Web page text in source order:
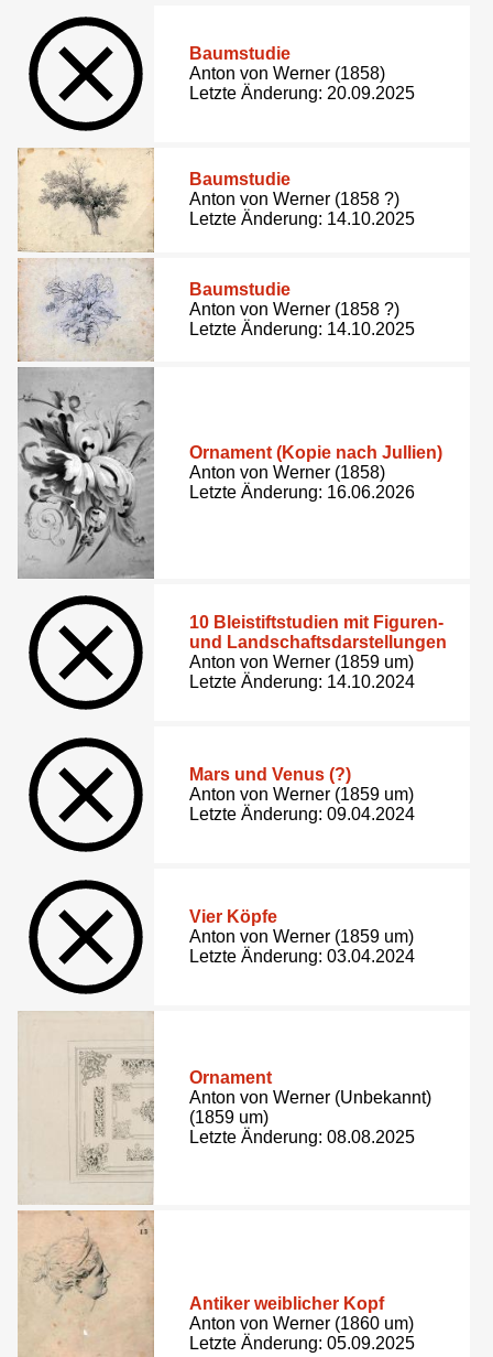
Baumstudie
Anton von Werner (1858)
Letzte Änderung: 20.09.2025
Baumstudie
Anton von Werner (1858 ?)
Letzte Änderung: 14.10.2025
Baumstudie
Anton von Werner (1858 ?)
Letzte Änderung: 14.10.2025
Ornament (Kopie nach Jullien)
Anton von Werner (1858)
Letzte Änderung: 16.06.2026
10 Bleistiftstudien mit Figuren-
und Landschaftsdarstellungen
Anton von Werner (1859 um)
Letzte Änderung: 14.10.2024
Mars und Venus (?)
Anton von Werner (1859 um)
Letzte Änderung: 09.04.2024
Vier Köpfe
Anton von Werner (1859 um)
Letzte Änderung: 03.04.2024
Ornament
Anton von Werner (Unbekannt)
(1859 um)
Letzte Änderung: 08.08.2025
Antiker weiblicher Kopf
Anton von Werner (1860 um)
Letzte Änderung: 05.09.2025